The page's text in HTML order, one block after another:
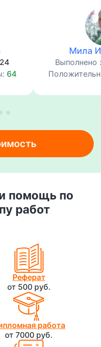
64
Мила
Выполнено
помощь по
работ
Реферат
от 500 руб.
работа
от 7000 руб.